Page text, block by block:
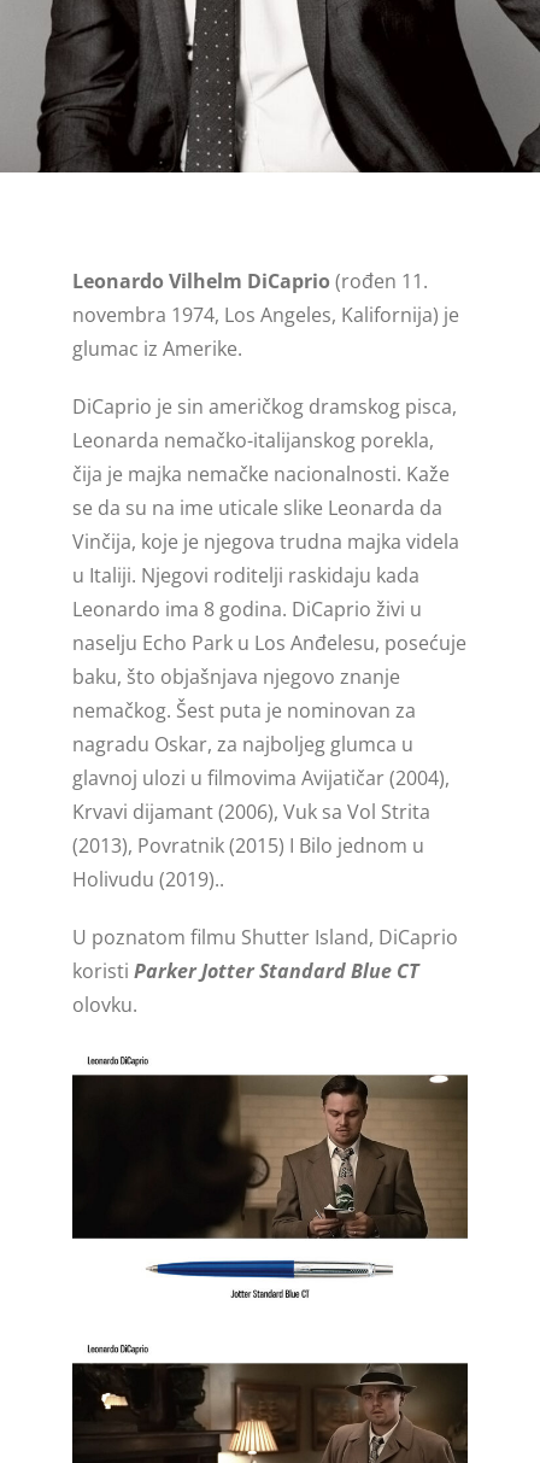
Gel olovke
5. generacija
Premier
Sonnet Royal
Ingenuity Royal
Urban
Jotter Royal
Jotter XL
Jotter Original
Vector Royal
Vector Royal XL
Notesi
Patrone
Mastila
Refili za Ingenuity olovke
Blog
Leonardo Vilhelm DiCaprio (rođen 11.
novembra 1974, Los Angeles, Kalifornija) je
glumac iz Amerike.
DiCaprio je sin američkog dramskog pisca,
Leonarda nemačko-italijanskog porekla,
čija je majka nemačke nacionalnosti. Kaže
se da su na ime uticale slike Leonarda da
Vinčija, koje je njegova trudna majka videla
u Italiji. Njegovi roditelji raskidaju kada
Leonardo ima 8 godina. DiCaprio živi u
naselju Echo Park u Los Anđelesu, posećuje
baku, što objašnjava njegovo znanje
nemačkog. Šest puta je nominovan za
nagradu Oskar, za najboljeg glumca u
glavnoj ulozi u filmovima Avijatičar (2004),
Krvavi dijamant (2006), Vuk sa Vol Strita
(2013), Povratnik (2015) I Bilo jednom u
Holivudu (2019)..
U poznatom filmu Shutter Island, DiCaprio
koristi Parker Jotter Standard Blue CT
olovku.